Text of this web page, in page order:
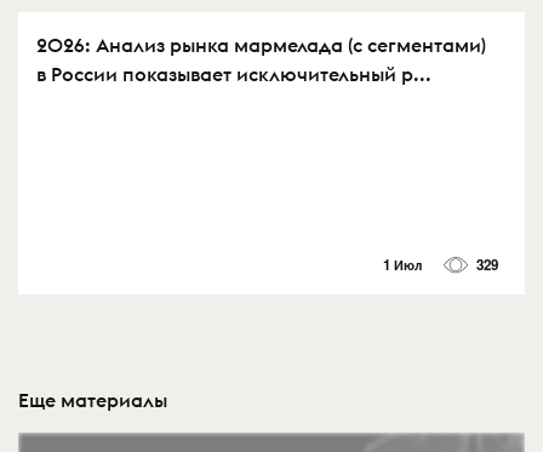
2026: Анализ рынка мармелада (с сегментами)
в России показывает исключительный р...
1 Июл 329
Еще материалы